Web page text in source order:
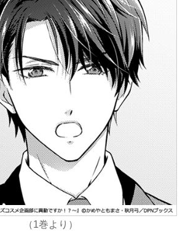
（1巻より）